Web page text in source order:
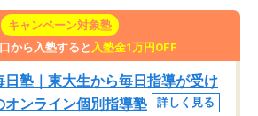
キャンペーン対象塾
から入塾すると入塾金1万円OFF
日塾｜東大生から毎日指導が受け
オンライン個別指導塾
詳しく見る